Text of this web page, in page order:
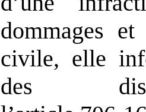
dommages
civile, elle
des